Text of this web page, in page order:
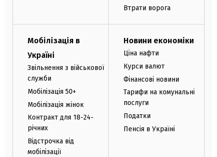
Втрати ворога
Мобілізація в
Україні
Звільнення з військової
служби
Мобілізація 50+
Мобілізація жінок
Контракт для 18-24-
річних
Відстрочка від
мобілізації
Новини економіки
Ціна нафти
Курси валют
Фінансові новини
Тарифи на комунальні
послуги
Податки
Пенсія в Україні